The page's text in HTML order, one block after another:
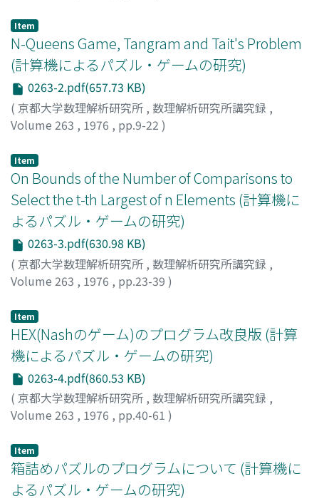
Item
N-Queens Game, Tangram and Tait's Problem
(計算機によるパズル・ゲームの研究)
0263-2.pdf(657.73 KB)
( 京都大学数理解析研究所 , 数理解析研究所講究録 ,
Volume 263 , 1976 , pp.9-22 )
タケウチ, イクオ
Item
On Bounds of the Number of Comparisons to
Select the t-th Largest of n Elements (計算機に
よるパズル・ゲームの研究)
0263-3.pdf(630.98 KB)
( 京都大学数理解析研究所 , 数理解析研究所講究録 ,
Volume 263 , 1976 , pp.23-39 )
Item
HEX(Nashのゲーム)のプログラム改良版 (計算
機によるパズル・ゲームの研究)
0263-4.pdf(860.53 KB)
( 京都大学数理解析研究所 , 数理解析研究所講究録 ,
Volume 263 , 1976 , pp.40-61 )
Item
箱詰めパズルのプログラムについて (計算機に
よるパズル・ゲームの研究)